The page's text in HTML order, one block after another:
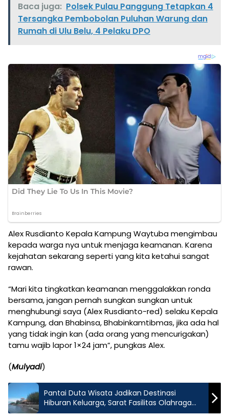
Baca juga: Polsek Pulau Panggung Tetapkan 4
Tersangka Pembobolan Puluhan Warung dan
Rumah di Ulu Belu, 4 Pelaku DPO
Alex Rusdianto Kepala Kampung Waytuba mengimbau
kepada warga nya untuk menjaga keamanan. Karena
kejahatan sekarang seperti yang kita ketahui sangat
rawan.
“Mari kita tingkatkan keamanan menggalakkan ronda
bersama, jangan pernah sungkan sungkan untuk
menghubungi saya (Alex Rusdianto-red) selaku Kepala
Kampung, dan Bhabinsa, Bhabinkamtibmas, jika ada hal
yang tidak ingin kan (ada orang yang mencurigakan)
tamu wajib lapor 1×24 jam”, pungkas Alex.
(Mulyadi)
Pantai Duta Wisata Jadikan Destinasi
Hiburan Keluarga, Sarat Fasilitas Olahraga
Air, Panorama Alam Indah Memukau